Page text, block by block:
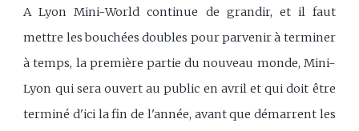
A Lyon Mini-World continue de grandir, et il faut
mettre les bouchées doubles pour parvenir à terminer
à temps, la première partie du nouveau monde, Mini-
Lyon qui sera ouvert au public en avril et qui doit être
terminé d'ici la fin de l'année, avant que démarrent les